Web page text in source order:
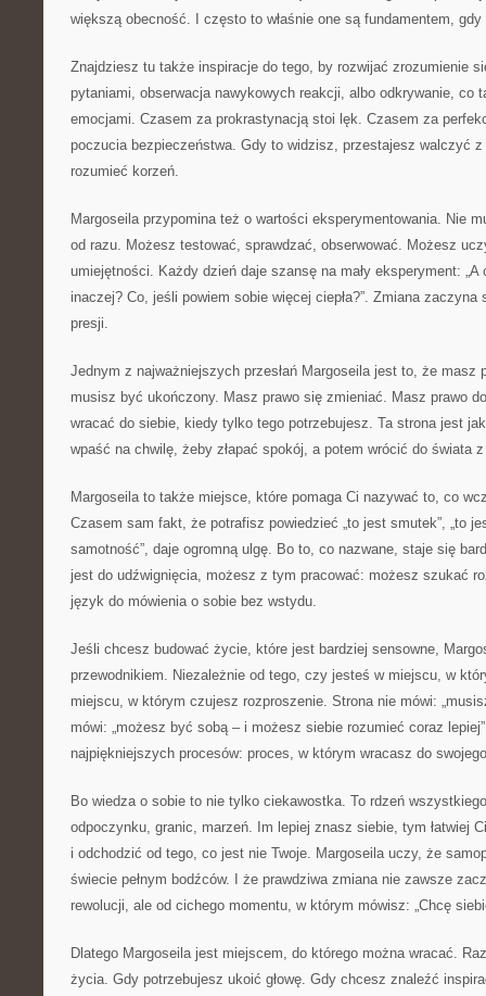
większą obecność. I często to właśnie one są fundamentem,
Znajdziesz tu także inspiracje do tego, by rozwijać zrozumienie
pytaniami, obserwacja nawykowych reakcji, albo odkrywanie, co
emocjami. Czasem za prokrastynacją stoi lęk. Czasem za
poczucia bezpieczeństwa. Gdy to widzisz, przestajesz walczyć
rozumieć korzeń.
Margoseila przypomina też o wartości eksperymentowania. Nie
od razu. Możesz testować, sprawdzać, obserwować. Możesz
umiejętności. Każdy dzień daje szansę na mały eksperyment:
inaczej? Co, jeśli powiem sobie więcej ciepła?”. Zmiana
presji.
Jednym z najważniejszych przesłań Margoseila jest to, że masz
musisz być ukończony. Masz prawo się zmieniać. Masz prawo
wracać do siebie, kiedy tylko tego potrzebujesz. Ta strona jest
wpaść na chwilę, żeby złapać spokój, a potem wrócić do świata
Margoseila to także miejsce, które pomaga Ci nazywać to, co
Czasem sam fakt, że potrafisz powiedzieć „to jest smutek”, „to
samotność”, daje ogromną ulgę. Bo to, co nazwane, staje się
jest do udźwignięcia, możesz z tym pracować: możesz szukać
język do mówienia o sobie bez wstydu.
Jeśli chcesz budować życie, które jest bardziej sensowne,
przewodnikiem. Niezależnie od tego, czy jesteś w miejscu, w
miejscu, w którym czujesz rozproszenie. Strona nie mówi:
mówi: „możesz być sobą – i możesz siebie rozumieć coraz
najpiękniejszych procesów: proces, w którym wracasz do
Bo wiedza o sobie to nie tylko ciekawostka. To rdzeń
odpoczynku, granic, marzeń. Im lepiej znasz siebie, tym łatwiej
i odchodzić od tego, co jest nie Twoje. Margoseila uczy, że
świecie pełnym bodźców. I że prawdziwa zmiana nie zawsze
rewolucji, ale od cichego momentu, w którym mówisz: „Chcę
Dlatego Margoseila jest miejscem, do którego można wracać.
życia. Gdy potrzebujesz ukoić głowę. Gdy chcesz znaleźć